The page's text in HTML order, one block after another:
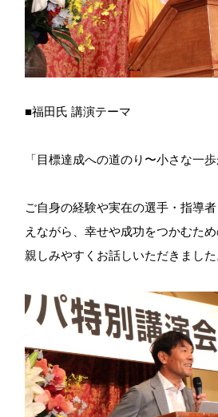
■福田氏 講演テーマ
「目標達成への道のり〜小さな一
ご自身の経験や実在の選手・指導
えながら、幸せや成功をつかむため
親しみやすくお話しいただきました